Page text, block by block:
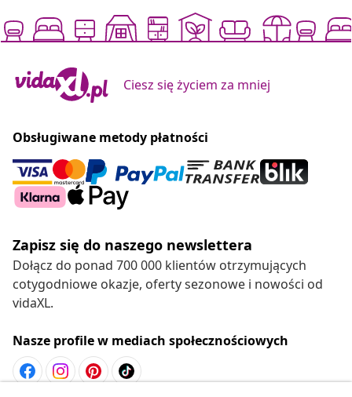
Ciesz się życiem za mniej
Obsługiwane metody płatności
Zapisz się do naszego newslettera
Dołącz do ponad 700 000 klientów otrzymujących
cotygodniowe okazje, oferty sezonowe i nowości od
vidaXL.
Nasze profile w mediach społecznościowych